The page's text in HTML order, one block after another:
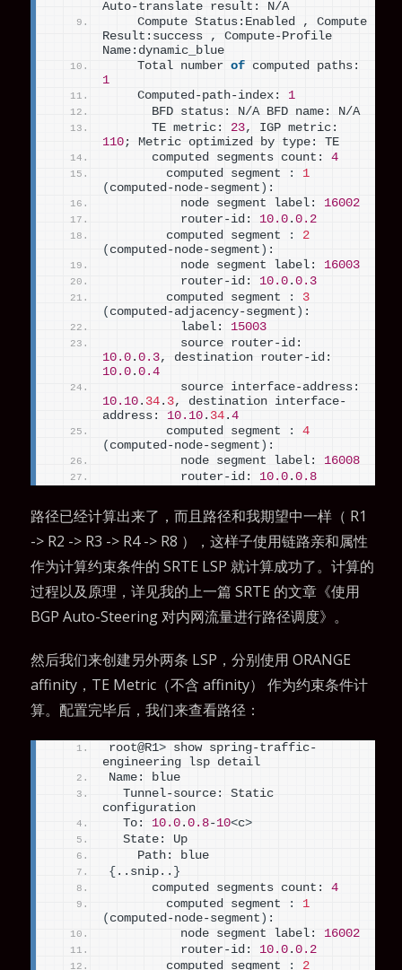
Auto-translate result: N/A
    Compute Status:Enabled , Compute
Result:success , Compute-Profile
Name:dynamic_blue
    Total number
of
1
    Computed-path-index:
1
      BFD status: N/A BFD name: N/A
      TE metric:
23
110 ; Metric optimized by type: TE
      computed segments count:
4
        computed segment
:
1
( computed-node-segment ) :
          node segment label:
16002
          router-id:
10.0 .0.2
        computed segment
:
2
( computed-node-segment ) :
          node segment label:
16003
          router-id:
10.0 .0.3
        computed segment
:
3
( computed-adjacency-segment ) :
          label:
15003
10.0 .0.3
10.0 .0.4
10.10 . 34 . 3, destination interface-
address: 10.10 . 34 .4
        computed segment
:
4
( computed-node-segment ) :
          node segment label:
16008
          router-id:
10.0 .0.8
路径已经计算出来了，而且路径和我期望中一样（ R1
-> R2 -> R3 -> R4 -> R8 ），这样子使用链路亲和属性
作为计算约束条件的 SRTE LSP 就计算成功了。计算的
过程以及原理，详见我的上一篇 SRTE 的文章 《使用
BGP Auto-Steering 对内网流量进行路径调度》 。
然后我们来创建另外两条 LSP，分别使用 ORANGE
affinity，TE Metric（不含 affinity） 作为约束条件计
算。配置完毕后，我们来查看路径：
root@R1> show spring-traffic-
engineering lsp detail
Name: blue
  Tunnel-source: Static
configuration
  To:
10.0 .0.8-10<c>
  State: Up
    Path: blue
{ ..snip.. }
      computed segments count:
4
        computed segment
:
1
( computed-node-segment ) :
          node segment label:
16002
          router-id:
10.0 .0.2
        computed segment
:
2